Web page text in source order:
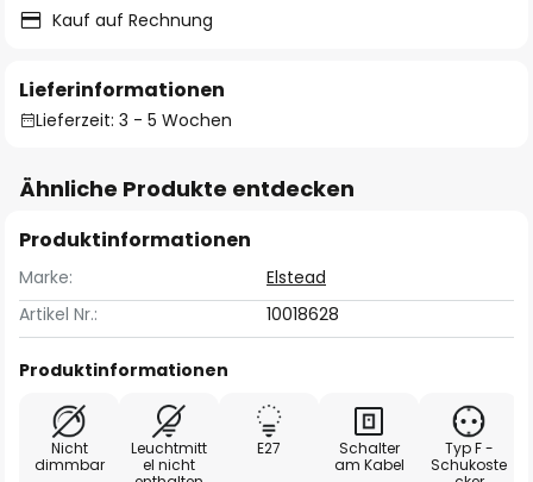
Kauf auf Rechnung
Lieferinformationen
Lieferzeit: 3 - 5 Wochen
Ähnliche Produkte entdecken
Produktinformationen
Marke:
Elstead
Artikel Nr.:
10018628
Produktinformationen
Nicht
dimmbar
Leuchtmitt
el nicht
E27
Schalter
am Kabel
Typ F -
Schukoste